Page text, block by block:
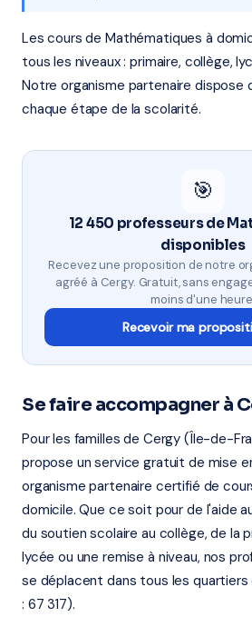
Les cours de Mathématiques à
tous les niveaux : primaire, collège,
Notre organisme partenaire dispose
chaque étape de la scolarité.
🎯
12 450 professeurs de
disponibles
Recevez une proposition de notre
agréé à Cergy. Gratuit, sans
moins d'une
Recevoir ma
Se faire accompagner à
Pour les familles de Cergy (Île-de-
propose un service gratuit de mise
organisme partenaire certifié de
domicile. Que ce soit pour de l'aide
du soutien scolaire au collège, de la
lycée ou une remise à niveau, nos
se déplacent dans tous les
: 67 317).